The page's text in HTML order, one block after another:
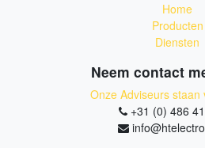
Home
Producten
Diensten
Neem contact
Onze Adviseurs staan
+31 (0) 486